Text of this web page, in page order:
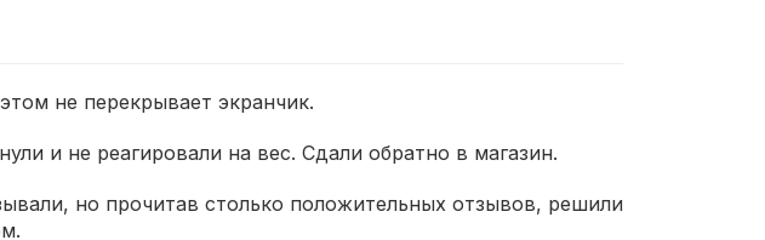
не перекрывает экранчик.
и не реагировали на вес. Сдали обратно в магазин.
но прочитав столько положительных отзывов, решили